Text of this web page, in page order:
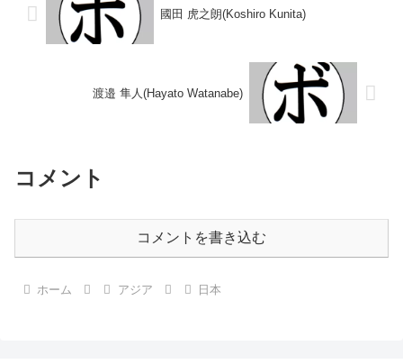
國田 虎之朗(Koshiro Kunita)
渡邉 隼人(Hayato Watanabe)
コメント
コメントを書き込む
ホーム アジア 日本